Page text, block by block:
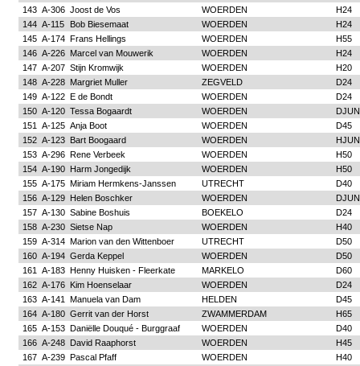
143 A-306 Joost de Vos WOERDEN
H24
144 A-115 Bob Biesemaat WOERDEN
H24
145 A-174 Frans Hellings WOERDEN
H55
146 A-226 Marcel van Mouwerik WOERDEN
H24
147 A-207 Stijn Kromwijk WOERDEN
H20
148 A-228 Margriet Muller ZEGVELD
D24
149 A-122 E de Bondt WOERDEN
D24
150 A-120 Tessa Bogaardt WOERDEN
DJUN
151
A-125 Anja Boot WOERDEN
D45
152 A-123 Bart Boogaard WOERDEN
HJUN
153 A-296 Rene Verbeek WOERDEN
H50
154 A-190 Harm Jongedijk WOERDEN
H50
155 A-175 Miriam Hermkens-Janssen UTRECHT
D40
156 A-129 Helen Boschker WOERDEN
DJUN
157 A-130 Sabine Boshuis BOEKELO
D24
158 A-230 Sietse Nap WOERDEN
H40
159 A-314 Marion van den Wittenboer UTRECHT
D50
160 A-194 Gerda Keppel WOERDEN
D50
161
A-183 Henny Huisken - Fleerkate MARKELO
D60
162 A-176 Kim Hoenselaar WOERDEN
D24
163 A-141 Manuela van Dam HELDEN
D45
164 A-180 Gerrit van der Horst ZWAMMERDAM
H65
165 A-153 Daniëlle Douqué - Burggraaf WOERDEN
D40
166 A-248 David Raaphorst WOERDEN
H45
167 A-239 Pascal Pfaff WOERDEN
H40